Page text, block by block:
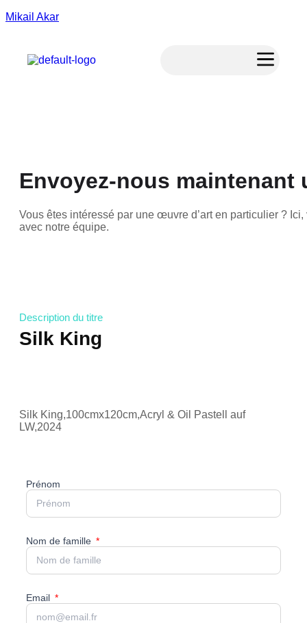
Mikail Akar
Envoyez-nous maintenant
Vous êtes intéressé par une œuvre d’art en particulier ?
avec notre équipe.
Description du titre
Silk King
Silk King,100cmx120cm,Acryl & Oil Pastell auf
LW,2024
Prénom
Nom de famille
Email